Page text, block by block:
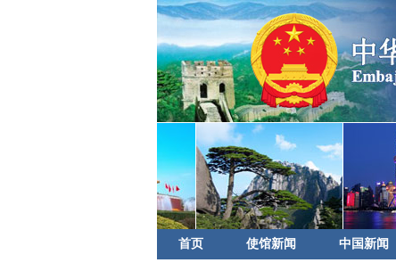
首页 使馆新闻 中国新闻